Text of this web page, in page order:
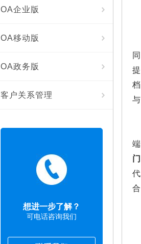
OA企业版
OA移动版
OA政务版
客户关系管理
想进一步了解？
可电话咨询我们